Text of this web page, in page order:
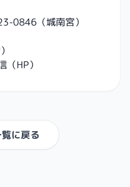
0846（城南宮）
HP）
に戻る